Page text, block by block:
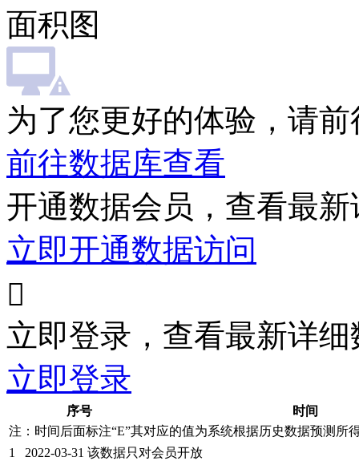
面积图
为了您更好的体验，请
前往数据库查看
开通数据会员，查看最
立即开通数据访问

立即登录，查看最新详细
立即登录
序号
时间
注：时间后面标注“E”其对应的值为系统根据历史数据预测所
1
2022-03-31 该数据只对会员开放